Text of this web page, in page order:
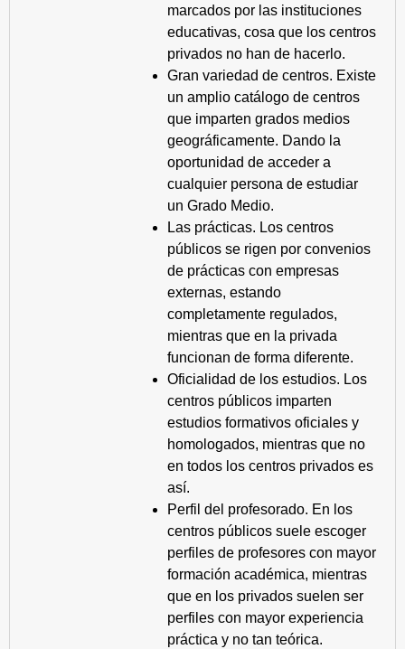
marcados por las instituciones
educativas, cosa que los centros
privados no han de hacerlo.
Gran variedad de centros. Existe
un amplio catálogo de centros
que imparten grados medios
geográficamente. Dando la
oportunidad de acceder a
cualquier persona de estudiar
un Grado Medio.
Las prácticas. Los centros
públicos se rigen por convenios
de prácticas con empresas
externas, estando
completamente regulados,
mientras que en la privada
funcionan de forma diferente.
Oficialidad de los estudios. Los
centros públicos imparten
estudios formativos oficiales y
homologados, mientras que no
en todos los centros privados es
así.
Perfil del profesorado. En los
centros públicos suele escoger
perfiles de profesores con mayor
formación académica, mientras
que en los privados suelen ser
perfiles con mayor experiencia
práctica y no tan teórica.